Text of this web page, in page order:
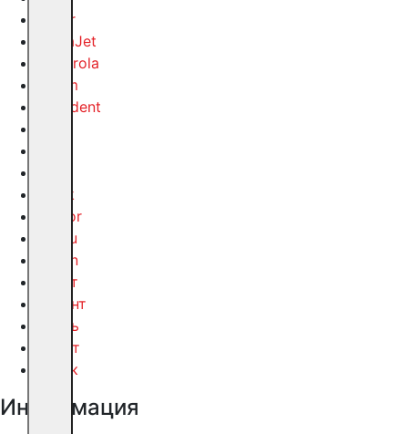
Joker
MegaJet
Motorola
Optim
President
Track
Vector
Yaesu
Yosan
Аргут
Радант
Связь
Старт
Терек
Информация